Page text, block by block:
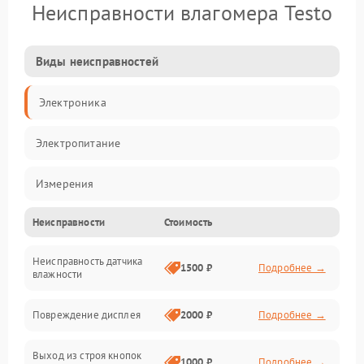
Неисправности влагомера Testo
Виды неисправностей
Электроника
Электропитание
Измерения
Механические повреждения
Интерфейсы
Неисправности Стоимость
Неисправность датчика
влажности
1500 ₽ Подробнее →
Повреждение дисплея 2000 ₽ Подробнее →
Выход из строя кнопок